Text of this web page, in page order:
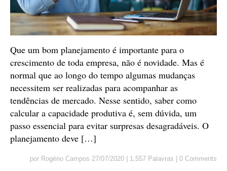
Que um bom planejamento é importante para o
crescimento de toda empresa, não é novidade. Mas é
normal que ao longo do tempo algumas mudanças
necessitem ser realizadas para acompanhar as
tendências de mercado. Nesse sentido, saber como
calcular a capacidade produtiva é, sem dúvida, um
passo essencial para evitar surpresas desagradáveis. O
planejamento deve […]
por Rogério Campos 27/07/2020 1,557 Palavras 0 Comments